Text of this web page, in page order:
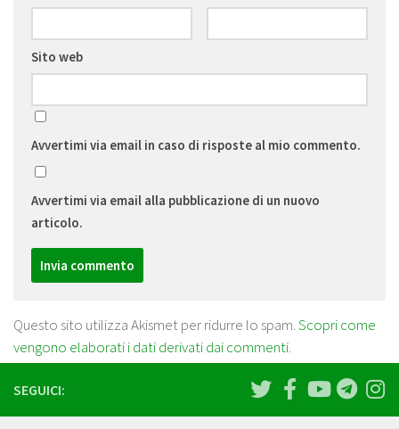
Sito web
Avvertimi via email in caso di risposte al mio commento.
Avvertimi via email alla pubblicazione di un nuovo
articolo.
Questo sito utilizza Akismet per ridurre lo spam.Scopri come
vengono elaborati i dati derivati dai commenti.
SEGUICI: